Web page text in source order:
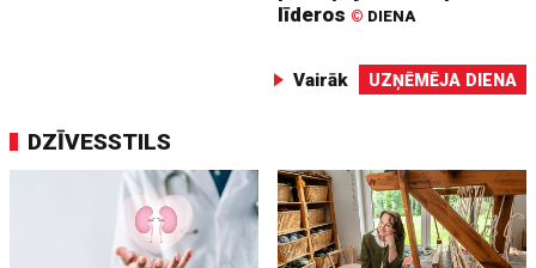
līderos © DIENA
Vairāk UZŅĒMĒJA DIENA
DZĪVESSTILS